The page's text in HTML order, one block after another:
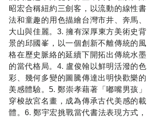
昭宏合稱紐約三劍客，以流動的線性書
法和童趣的用色描繪台灣市井、奔馬、
大山與佳麗。3. 擁有深厚東方美術史背
景的邱國峯，以一個創新不離傳統的風
格在歷史脈絡的延續下開拓出傳統水墨
的當代格局。4. 盧俊翰以鮮明活潑的色
彩、幾何多變的圖騰傳達出明快歡樂的
美感體驗。5. 鄭崇孝藉著「嘟嘴男孩」
穿梭故宮名畫，成為傳承古代美感的載
體。6. 鄭宇宏挑戰當代書法表現方式，